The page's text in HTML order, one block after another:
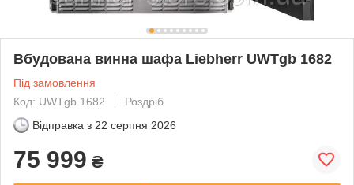
Вбудована винна шафа Liebherr UWTgb 1682
Під замовлення
Код: UWTgb 1682
Роздріб
Відправка з 22 серпня 2026
75 999 ₴